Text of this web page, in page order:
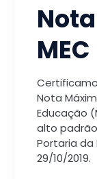
MEC
Nota
Educação
alto
Portaria da
29/10/2019.